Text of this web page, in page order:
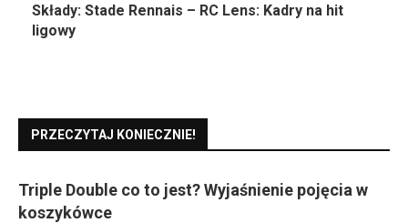
Składy: Stade Rennais – RC Lens: Kadry na hit
ligowy
PRZECZYTAJ KONIECZNIE!
Triple Double co to jest? Wyjaśnienie pojęcia w
koszykówce